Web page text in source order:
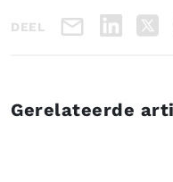
DEEL
Gerelateerde